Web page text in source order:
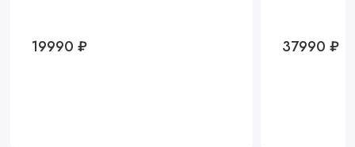
19990 ₽ 37990 ₽